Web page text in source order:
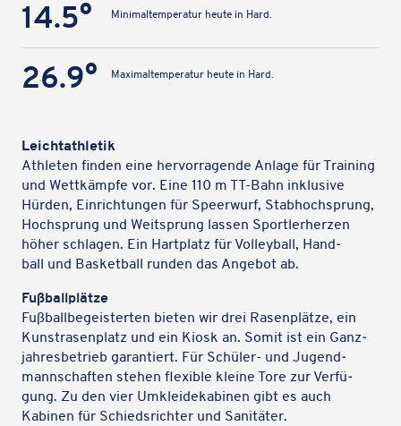
14.5° Mini­mal­tem­pe­ra­tur heute in Hard.
26.9° Maxi­mal­tem­pe­ra­tur heute in Hard.
Leicht­ath­le­tik
Athle­ten finden eine hervor­ra­gende Anlage für Trai­ning
und Wett­kämpfe vor. Eine 110 m TT-Bahn inklu­sive
Hürden, Einrich­tun­gen für Speer­wurf, Stab­hoch­sprung,
Hoch­sprung und Weit­sprung lassen Sport­ler­her­zen
höher schla­gen. Ein Hart­platz für Volley­ball, Hand­
ball und Basket­ball runden das Angebot ab.
Fußball­plätze
Fußball­be­geis­ter­ten bieten wir drei Rasen­plätze, ein
Kunst­ra­sen­platz und ein Kiosk an. Somit ist ein Ganz­
jah­res­be­trieb garan­tiert. Für Schüler- und Jugend­
mann­schaf­ten stehen flexi­ble kleine Tore zur Verfü­
gung. Zu den vier Umklei­de­ka­bi­nen gibt es auch
Kabinen für Schieds­rich­ter und Sanitäter.